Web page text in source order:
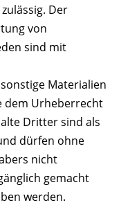
Der
von
sind mit
Materialien
dem Urheberrecht
Dritter sind als
dürfen ohne
nicht
gemacht
werden.